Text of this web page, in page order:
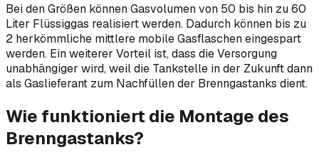
Bei den Größen können Gasvolumen von 50 bis hin zu 60
Liter Flüssiggas realisiert werden. Dadurch können bis zu
2 herkömmliche mittlere mobile Gasflaschen eingespart
werden. Ein weiterer Vorteil ist, dass die Versorgung
unabhängiger wird, weil die Tankstelle in der Zukunft dann
als Gaslieferant zum Nachfüllen der Brenngastanks dient.
Wie funktioniert die Montage des
Brenngastanks?